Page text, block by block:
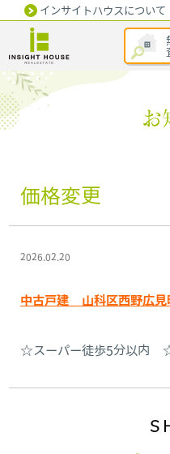
インサイトハウスについて
お
価格変更
2026.02.20
中古戸建 山科区西野広
☆スーパー徒歩5分以内